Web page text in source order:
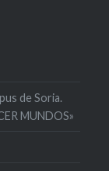
de Soria.
MUNDOS»